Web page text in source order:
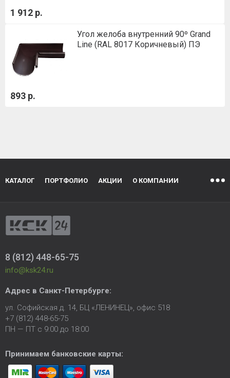
1 912 р.
Угол желоба внутренний 90º Grand
Line (RAL 8017 Коричневый) ПЭ
893 р.
КАТАЛОГ ПОРТФОЛИО АКЦИИ О КОМПАНИИ
8 (812) 448-65-75
info@ksk24.ru
Адрес в Санкт-Петербурге:
ул. Софийская д. 14, БЦ «ЛЕНИНЕЦ», офис 518
+7 (812) 448-65-75
ПН — ПТ с 9:00 до 18:00
Принимаем банковские карты: